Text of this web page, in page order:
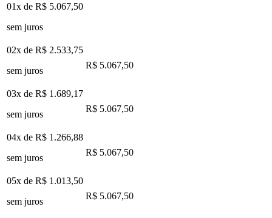
01x de R$ 5.067,50
sem juros
02x de R$ 2.533,75
sem juros
R$ 5.067,50
03x de R$ 1.689,17
sem juros
R$ 5.067,50
04x de R$ 1.266,88
sem juros
R$ 5.067,50
05x de R$ 1.013,50
sem juros
R$ 5.067,50